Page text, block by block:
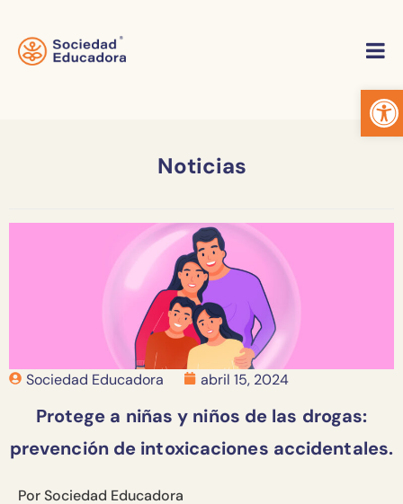
Noticias
Sociedad Educadora abril 15, 2024
Protege a niñas y niños de las drogas:
prevención de intoxicaciones accidentales.
Por Sociedad Educadora